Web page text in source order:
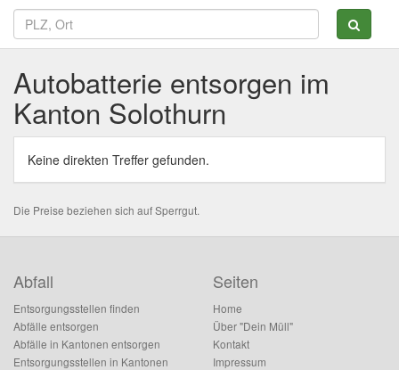
Autobatterie entsorgen im
Kanton Solothurn
Keine direkten Treffer gefunden.
Die Preise beziehen sich auf Sperrgut.
Abfall
Entsorgungsstellen finden
Abfälle entsorgen
Abfälle in Kantonen entsorgen
Entsorgungsstellen in Kantonen
Seiten
Home
Über "Dein Müll"
Kontakt
Impressum